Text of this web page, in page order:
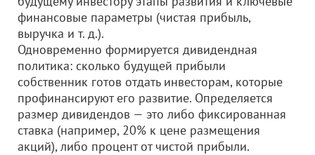
финансовые параметры (чистая прибыль,
выручка и т. д.).
Одновременно формируется дивидендная
политика: сколько будущей прибыли
собственник готов отдать инвесторам, которые
профинансируют его развитие. Определяется
размер дивидендов — это либо фиксированная
ставка (например, 20% к цене размещения
акций), либо процент от чистой прибыли.